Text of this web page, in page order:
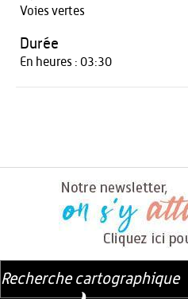
Voies vertes
Durée
En heures : 03:30
Recherche cartographique